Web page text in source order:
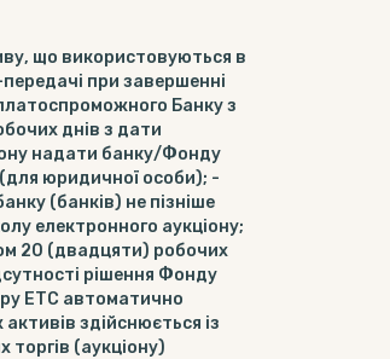
що використовуються в
при завершенні
Банку з
днів з дати
надати банку/Фонду
юридичної особи); -
(банків) не пізніше
електронного аукціону;
20 (двадцяти) робочих
рішення Фонду
ЕТС автоматично
здійснюється із
(аукціону)